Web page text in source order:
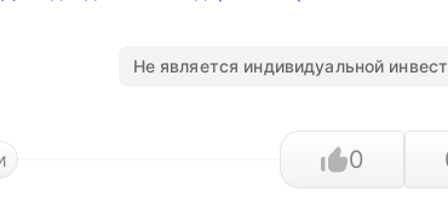
Не является индивидуальной
0